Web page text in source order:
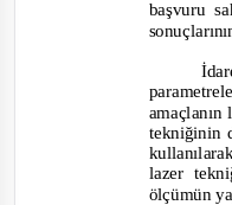
başvuru
so
tekniğinin
lazer
ölçümün